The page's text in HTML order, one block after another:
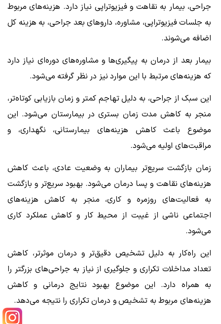
جراحی، بیمار به نقاهت و فیزیوتراپی نیاز دارد. هزینه‌های مربوط
به جلسات فیزیوتراپی، مشاوره، داروهای بعد جراحی، به هزینه کل
اضافه می‌شوند.
بیمار بعد از درمان به پیگیری‌ها و مشاوره‌های دوره‌ای نیاز دارد
که هزینه‌های مرتبط با این موارد نیز در نظر گرفته می‌شود.
این سبک از جراحی، به دلیل تهاجم کمتر و زمان بازیابی کوتاه‌تر،
منجر به کاهش مدت زمان بستری در بیمارستان می‌شود. این
موضوع باعث کاهش هزینه‌های بیمارستانی، نگهداری، و
مراقبت‌های اولیه می‌شود.
زمان بازگشت سریع‌تر بیماران به وضعیت عادی، باعث کاهش
هزینه‌های نقاهت و پسا درمان می‌شود. بهبود سریع‌تر و بازگشت
به فعالیت‌های روزمره و کاری، منجر به کاهش هزینه‌های
اجتماعی ناشی از غیبت از محیط کار و کاهش عملکرد کاری
می‌شود.
این راه‌کار به دلیل تشخیص دقیق‌تر و درمان موثر‌تر، کاهش
تعداد مداخلات تکراری و جلوگیری از نیاز به جراحی‌های بزرگتر را
به همراه دارد. این موضوع بهبود نتایج درمانی و کاهش
هزینه‌های مربوط به تشخیص و درمان تکراری را نتیجه می‌دهد.